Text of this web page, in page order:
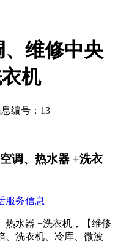
维修中央
机
编号：13
调、热水器 +洗衣
服务信息
热水器 +洗衣机，【维修
、洗衣机、冷库、微波